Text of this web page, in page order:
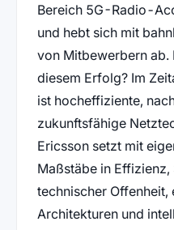
Bereich 5G-Radio-
und hebt sich mit
von Mitbewerbern ab.
diesem Erfolg? Im
ist hocheffiziente,
zukunftsfähige
Ericsson setzt mit
Maßstäbe in
technischer
Architekturen und